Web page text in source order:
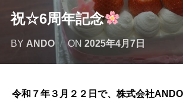
祝☆6周年記念
BY ANDO ON 投
2025年4月7日
令和７年３月２２日で、株式会社ANDO